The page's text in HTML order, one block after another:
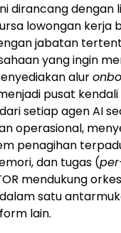
dirancang dengan
lowongan kerja
jabatan
yang ingin
alur
pusat
setiap agen AI
operasional,
penagihan
dan tugas (
mendukung
satu
lain.